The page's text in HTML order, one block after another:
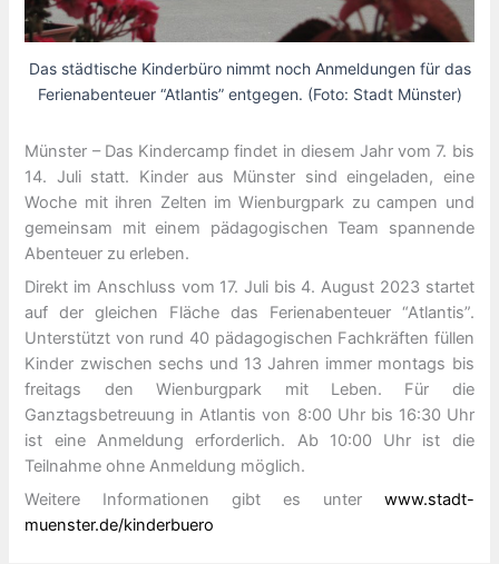
Das städtische Kinderbüro nimmt noch Anmeldungen für das
Ferienabenteuer “Atlantis” entgegen. (Foto: Stadt Münster)
Münster – Das Kindercamp findet in diesem Jahr vom 7. bis
14. Juli statt. Kinder aus Münster sind eingeladen, eine
Woche mit ihren Zelten im Wienburgpark zu campen und
gemeinsam mit einem pädagogischen Team spannende
Abenteuer zu erleben.
Direkt im Anschluss vom 17. Juli bis 4. August 2023 startet
auf der gleichen Fläche das Ferienabenteuer “Atlantis”.
Unterstützt von rund 40 pädagogischen Fachkräften füllen
Kinder zwischen sechs und 13 Jahren immer montags bis
freitags den Wienburgpark mit Leben. Für die
Ganztagsbetreuung in Atlantis von 8:00 Uhr bis 16:30 Uhr
ist eine Anmeldung erforderlich. Ab 10:00 Uhr ist die
Teilnahme ohne Anmeldung möglich.
Weitere Informationen gibt es unter www.stadt-
muenster.de/kinderbuero